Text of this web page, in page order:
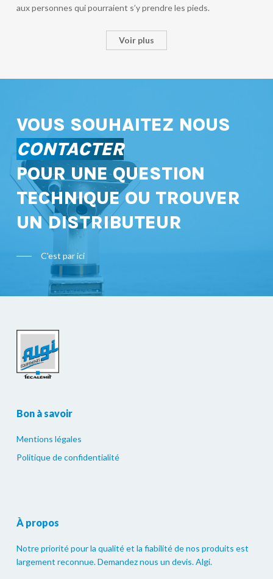
aux personnes qui pourraient s’y prendre les pieds.
Voir plus
VOUS SOUHAITEZ NOUS
CONTACTER
POUR UNE QUESTION
TECHNIQUE OU TROUVER
UN DISTRIBUTEUR
C'est par ici
Bon à savoir
Mentions légales
Politique de confidentialité
À propos
Notre priorité pour la qualité et la fiabilité de nos produits est
largement reconnue. Demandez nous un devis. Algi.